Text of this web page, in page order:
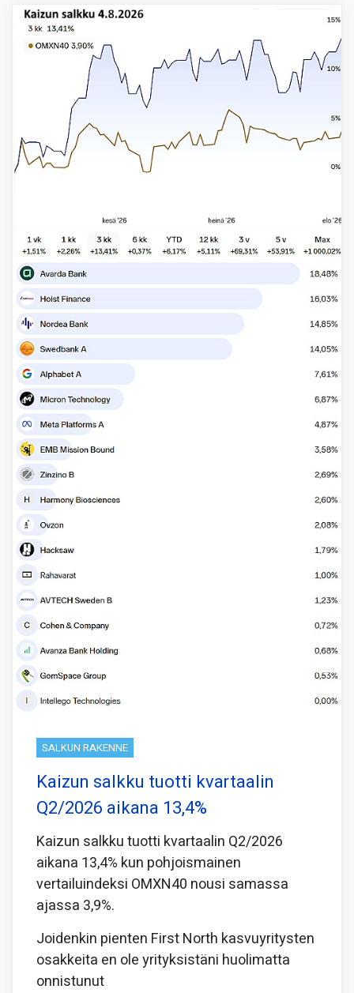
SALKUN RAKENNE
Kaizun salkku tuotti kvartaalin
Q2/2026 aikana 13,4%
Kaizun salkku tuotti kvartaalin Q2/2026
aikana 13,4% kun pohjoismainen
vertailuindeksi OMXN40 nousi samassa
ajassa 3,9%.
Joidenkin pienten First North kasvuyritysten
osakkeita en ole yrityksistäni huolimatta
onnistunut